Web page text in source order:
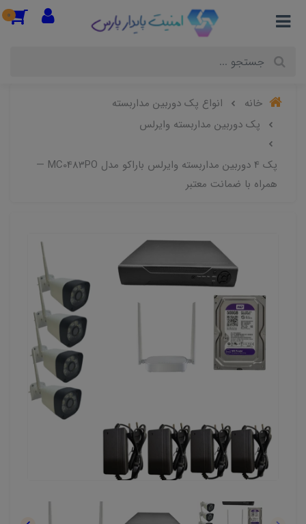
0
خانه
انواع پک دوربین مداربسته
پک دوربین مداربسته وایرلس
پک 4 دوربین مداربسته وایرلس باراکو مدل MC0483PO —
همراه با ضمانت معتبر